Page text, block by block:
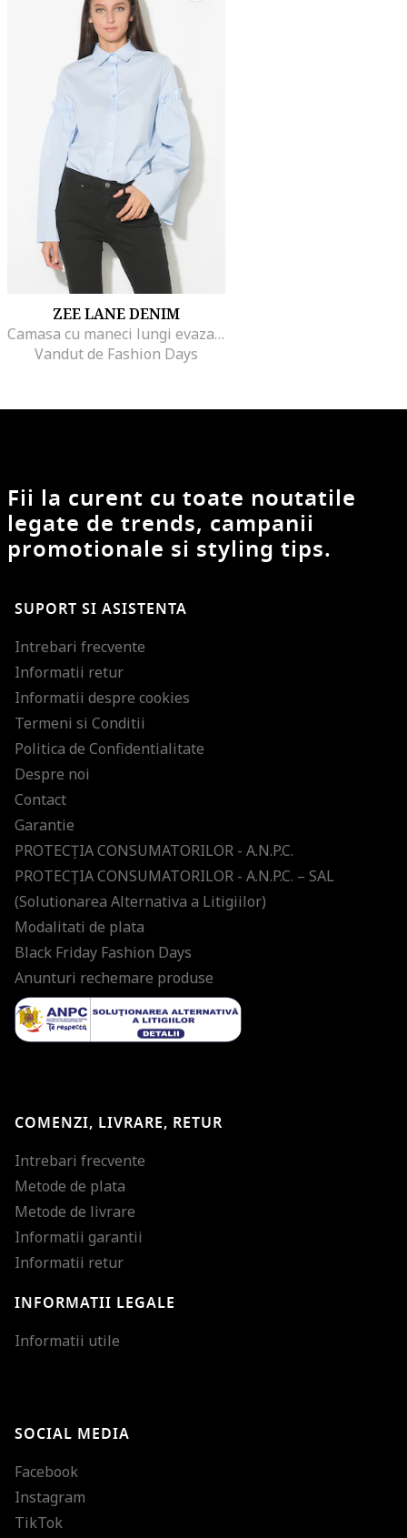
ZEE LANE DENIM
Camasa cu maneci lungi evazate
Vandut de Fashion Days
Fii la curent cu toate noutatile
legate de trends, campanii
promotionale si styling tips.
SUPORT SI ASISTENTA
Intrebari frecvente
Informatii retur
Informatii despre cookies
Termeni si Conditii
Politica de Confidentialitate
Despre noi
Contact
Garantie
PROTECŢIA CONSUMATORILOR - A.N.P.C.
PROTECŢIA CONSUMATORILOR - A.N.P.C. – SAL
(Solutionarea Alternativa a Litigiilor)
Modalitati de plata
Black Friday Fashion Days
Anunturi rechemare produse
COMENZI, LIVRARE, RETUR
Intrebari frecvente
Metode de plata
Metode de livrare
Informatii garantii
Informatii retur
INFORMATII LEGALE
Informatii utile
SOCIAL MEDIA
Facebook
Instagram
TikTok